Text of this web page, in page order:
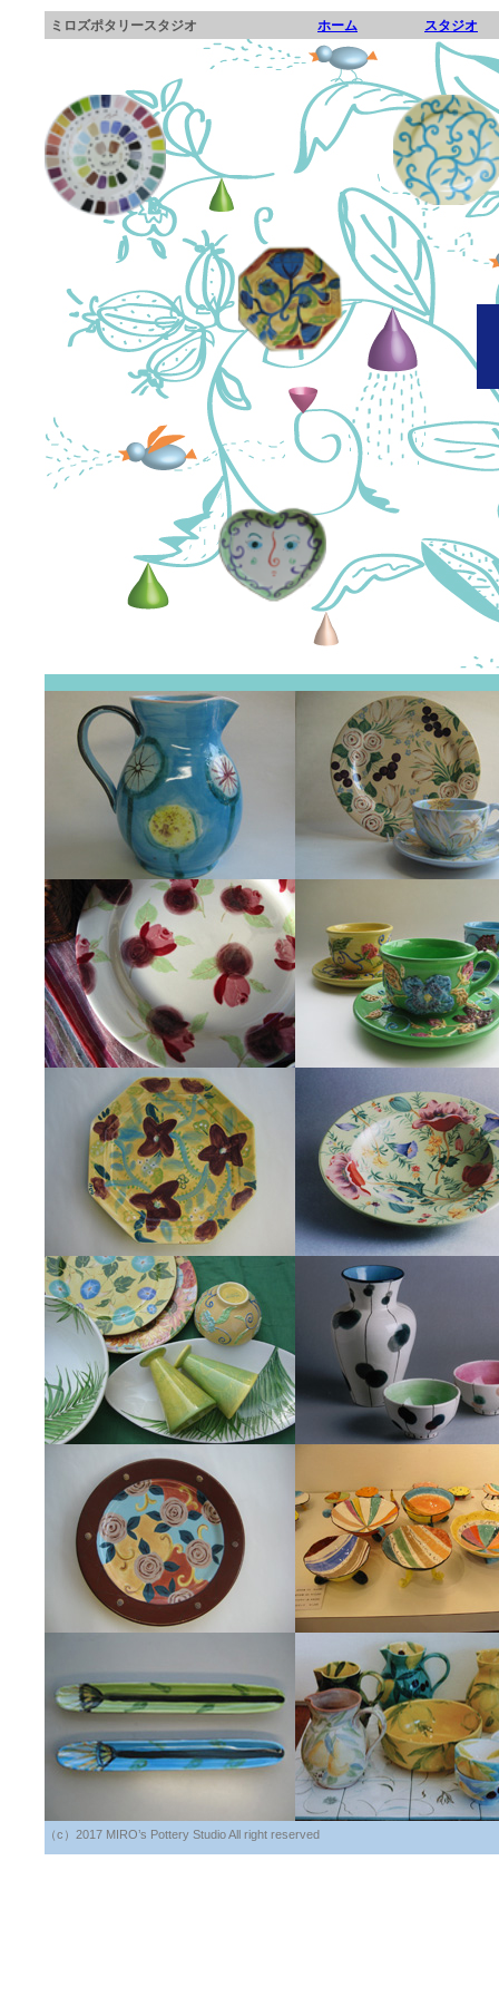
ミロズポタリースタジオ ホーム スタジオ
（c）2017 MIRO’s Pottery Studio All right reserved